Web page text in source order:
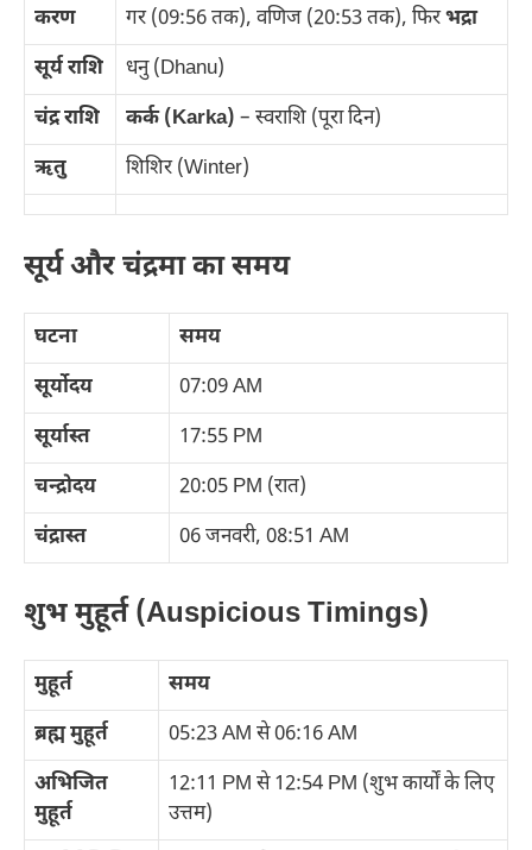
करण
गर (09:56 तक), वणिज (20:53 तक), फिरभद्रा
सूर्य राशि
धनु (Dhanu)
चंद्र राशि
कर्क (Karka) – स्वराशि (पूरा दिन)
ऋतु
शिशिर (Winter)
सूर्य और चंद्रमा का समय
घटना
समय
सूर्योदय
07:09 AM
सूर्यास्त
17:55 PM
चन्द्रोदय
20:05 PM (रात)
चंद्रास्त
06 जनवरी, 08:51 AM
शुभ मुहूर्त (Auspicious Timings)
मुहूर्त
समय
ब्रह्म मुहूर्त
05:23 AM से 06:16 AM
अभिजित
मुहूर्त
12:11 PM से 12:54 PM (शुभ कार्यों के लिए
उत्तम)